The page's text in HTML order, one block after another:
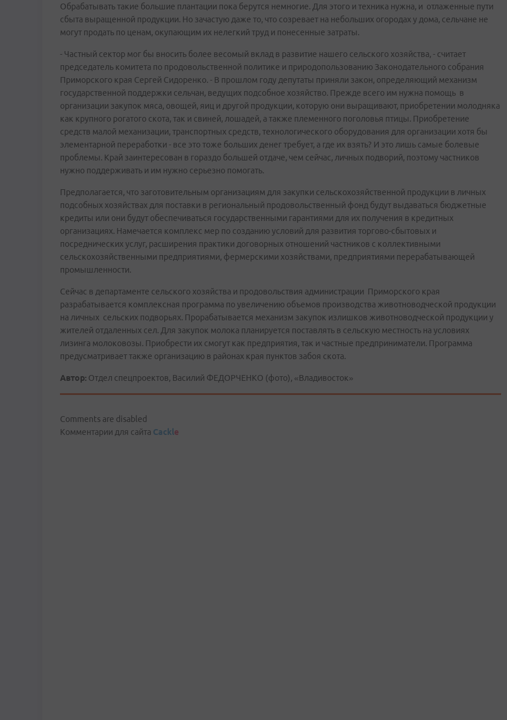
Обрабатывать такие большие плантации пока берутся немногие. Для этого и техника нужна, и отлаженные пути
сбыта выращенной продукции. Но зачастую даже то, что созревает на небольших огородах у дома, сельчане не
могут продать по ценам, окупающим их нелегкий труд и понесенные затраты.
- Частный сектор мог бы вносить более весомый вклад в развитие нашего сельского хозяйства, - считает
председатель комитета по продовольственной политике и природопользованию Законодательного собрания
Приморского края Сергей Сидоренко. - В прошлом году депутаты приняли закон, определяющий механизм
государственной поддержки сельчан, ведущих подсобное хозяйство. Прежде всего им нужна помощь в
организации закупок мяса, овощей, яиц и другой продукции, которую они выращивают, приобретении молодняка
как крупного рогатого скота, так и свиней, лошадей, а также племенного поголовья птицы. Приобретение
средств малой механизации, транспортных средств, технологического оборудования для организации хотя бы
элементарной переработки - все это тоже больших денег требует, а где их взять? И это лишь самые болевые
проблемы. Край заинтересован в гораздо большей отдаче, чем сейчас, личных подворий, поэтому частников
нужно поддерживать и им нужно серьезно помогать.
Предполагается, что заготовительным организациям для закупки сельскохозяйственной продукции в личных
подсобных хозяйствах для поставки в региональный продовольственный фонд будут выдаваться бюджетные
кредиты или они будут обеспечиваться государственными гарантиями для их получения в кредитных
организациях. Намечается комплекс мер по созданию условий для развития торгово-сбытовых и
посреднических услуг, расширения практики договорных отношений частников с коллективными
сельскохозяйственными предприятиями, фермерскими хозяйствами, предприятиями перерабатывающей
промышленности.
Сейчас в департаменте сельского хозяйства и продовольствия администрации Приморского края
разрабатывается комплексная программа по увеличению объемов производства животноводческой продукции
на личных сельских подворьях. Прорабатывается механизм закупок излишков животноводческой продукции у
жителей отдаленных сел. Для закупок молока планируется поставлять в сельскую местность на условиях
лизинга молоковозы. Приобрести их смогут как предприятия, так и частные предприниматели. Программа
предусматривает также организацию в районах края пунктов забоя скота.
Автор: Отдел спецпроектов, Василий ФЕДОРЧЕНКО (фото), «Владивосток»
Comments are disabled
Комментарии для сайта Cackle